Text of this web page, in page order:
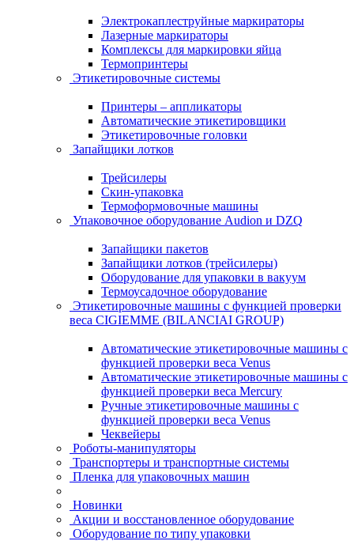
Электрокаплеструйные маркираторы
Лазерные маркираторы
Комплексы для маркировки яйца
Термопринтеры
Этикетировочные системы
Принтеры – аппликаторы
Автоматические этикетировщики
Этикетировочные головки
Запайщики лотков
Трейсилеры
Скин-упаковка
Термоформовочные машины
Упаковочное оборудование Audion и DZQ
Запайщики пакетов
Запайщики лотков (трейсилеры)
Оборудование для упаковки в вакуум
Термоусадочное оборудование
Этикетировочные машины с функцией проверки
веса CIGIEMME (BILANCIAI GROUP)
Автоматические этикетировочные машины с
функцией проверки веса Venus
Автоматические этикетировочные машины с
функцией проверки веса Mercury
Ручные этикетировочные машины с
функцией проверки веса Venus
Чеквейеры
Роботы-манипуляторы
Транспортеры и транспортные системы
Пленка для упаковочных машин
Новинки
Акции и восстановленное оборудование
Оборудование по типу упаковки